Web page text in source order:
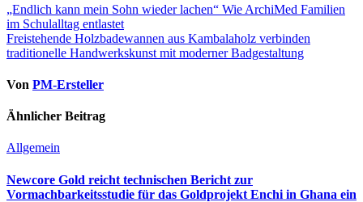
Beitragsnavigation
„Endlich kann mein Sohn wieder lachen“ Wie ArchiMed Familien
im Schulalltag entlastet
Freistehende Holzbadewannen aus Kambalaholz verbinden
traditionelle Handwerkskunst mit moderner Badgestaltung
Von PM-Ersteller
Ähnlicher Beitrag
Allgemein
Newcore Gold reicht technischen Bericht zur
Vormachbarkeitsstudie für das Goldprojekt Enchi in Ghana ein